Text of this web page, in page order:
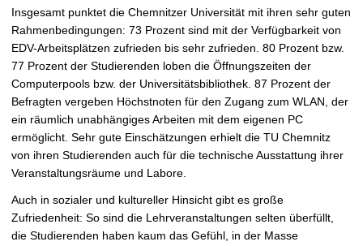
Insgesamt punktet die Chemnitzer Universität mit ihren sehr guten
Rahmenbedingungen: 73 Prozent sind mit der Verfügbarkeit von
EDV-Arbeitsplätzen zufrieden bis sehr zufrieden. 80 Prozent bzw.
77 Prozent der Studierenden loben die Öffnungszeiten der
Computerpools bzw. der Universitätsbibliothek. 87 Prozent der
Befragten vergeben Höchstnoten für den Zugang zum WLAN, der
ein räumlich unabhängiges Arbeiten mit dem eigenen PC
ermöglicht. Sehr gute Einschätzungen erhielt die TU Chemnitz
von ihren Studierenden auch für die technische Ausstattung ihrer
Veranstaltungsräume und Labore.
Auch in sozialer und kultureller Hinsicht gibt es große
Zufriedenheit: So sind die Lehrveranstaltungen selten überfüllt,
die Studierenden haben kaum das Gefühl, in der Masse